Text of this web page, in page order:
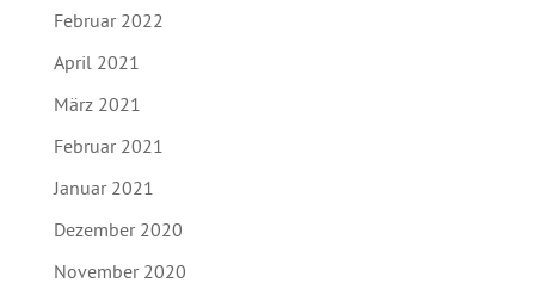
Februar 2022
April 2021
März 2021
Februar 2021
Januar 2021
Dezember 2020
November 2020